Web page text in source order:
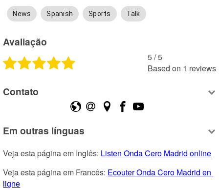
News Spanish Sports Talk
Avaliação
5 /5
Based on 1 reviews
Contato
Em outras línguas
Veja esta página em Inglês: Listen Onda Cero Madrid online
Veja esta página em Francês: Ecouter Onda Cero Madrid en
ligne